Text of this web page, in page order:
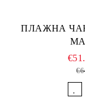
ПЛАЖНА ЧАНТА